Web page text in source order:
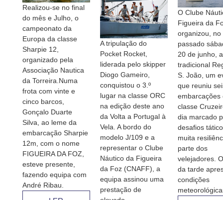
Realizou-se no final
do mês e Julho, o
campeonato da
Europa da classe
Sharpie 12,
organizado pela
Associação Nautica
da Torreira.Numa
frota com vinte e
cinco barcos,
Gonçalo Duarte
Silva, ao leme da
embarcação Sharpie
12m, com o nome
FIGUEIRA DA FOZ,
esteve presente,
fazendo equipa com
André Ribau.
A tripulação do
Pocket Rocket,
liderada pelo skipper
Diogo Gameiro,
conquistou o 3.º
lugar na classe ORC
na edição deste ano
da Volta a Portugal à
Vela. A bordo do
modelo J/109 e a
representar o Clube
Náutico da Figueira
da Foz (CNAFF), a
equipa assinou uma
prestação de
O Clube
Figueira da
organizou, no
passado
20 de junho, a
tradicional
S. João, um
que reuniu
embarcações
classe
dia marcado
desafios
muita
parte dos
velejadores.
da tarde
condições